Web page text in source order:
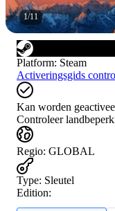
1/11
Platform: Steam
Activeringsgids
Kan worden
Controleer
Regio: GLOBAL
Type: Sleutel
Edition: